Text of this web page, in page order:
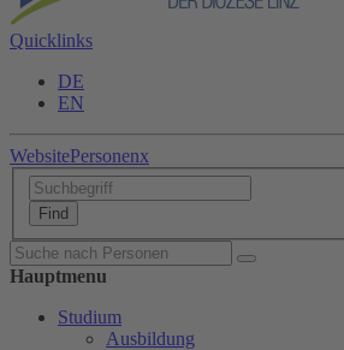
Quicklinks
DE
EN
WebsitePersonenx
Hauptmenu
Studium
Ausbildung